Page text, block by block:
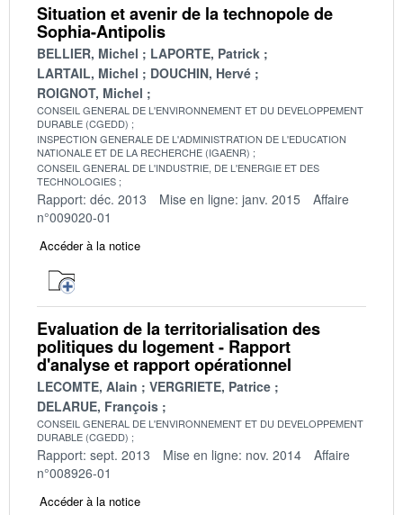
Situation et avenir de la technopole de
Sophia-Antipolis
BELLIER, Michel
LAPORTE, Patrick
LARTAIL, Michel
DOUCHIN, Hervé
ROIGNOT, Michel
CONSEIL GENERAL DE L'ENVIRONNEMENT ET DU DEVELOPPEMENT
DURABLE (CGEDD)
INSPECTION GENERALE DE L'ADMINISTRATION DE L'EDUCATION
NATIONALE ET DE LA RECHERCHE (IGAENR)
CONSEIL GENERAL DE L'INDUSTRIE, DE L'ENERGIE ET DES
TECHNOLOGIES
Rapport: déc. 2013 Mise en ligne: janv. 2015
Affaire
n°009020-01
Accéder à la notice
Evaluation de la territorialisation des
politiques du logement - Rapport
d'analyse et rapport opérationnel
LECOMTE, Alain
VERGRIETE, Patrice
DELARUE, François
CONSEIL GENERAL DE L'ENVIRONNEMENT ET DU DEVELOPPEMENT
DURABLE (CGEDD)
Rapport: sept. 2013 Mise en ligne: nov. 2014
Affaire
n°008926-01
Accéder à la notice